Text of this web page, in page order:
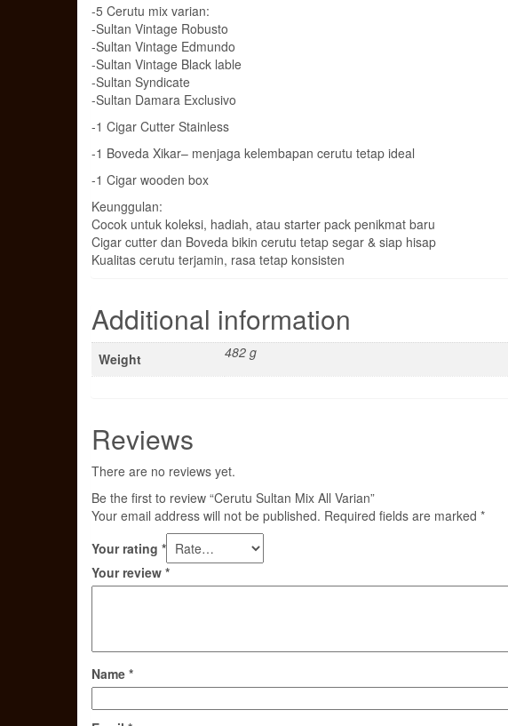
-5 Cerutu mix varian:
-Sultan Vintage Robusto
-Sultan Vintage Edmundo
-Sultan Vintage Black lable
-Sultan Syndicate
-Sultan Damara Exclusivo
-1 Cigar Cutter Stainless
-1 Boveda Xikar– menjaga kelembapan cerutu tetap ideal
-1 Cigar wooden box
Keunggulan:
Cocok untuk koleksi, hadiah, atau starter pack penikmat baru
Cigar cutter dan Boveda bikin cerutu tetap segar & siap hisap
Kualitas cerutu terjamin, rasa tetap konsisten
Additional information
Weight 482 g
Reviews
There are no reviews yet.
Be the first to review “Cerutu Sultan Mix All Varian”
Your email address will not be published. Required fields are marked *
Your rating *
Your review *
Name *